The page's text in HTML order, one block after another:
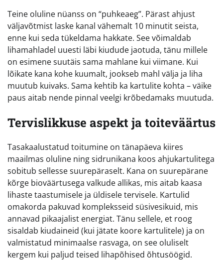
Teine oluline nüanss on “puhkeaeg”. Pärast ahjust
väljavõtmist laske kanal vähemalt 10 minutit seista,
enne kui seda tükeldama hakkate. See võimaldab
lihamahladel uuesti läbi kiudude jaotuda, tänu millele
on esimene suutäis sama mahlane kui viimane. Kui
lõikate kana kohe kuumalt, jookseb mahl välja ja liha
muutub kuivaks. Sama kehtib ka kartulite kohta – väike
paus aitab nende pinnal veelgi krõbedamaks muutuda.
Tervislikkuse aspekt ja toiteväärtus
Tasakaalustatud toitumine on tänapäeva kiires
maailmas oluline ning sidrunikana koos ahjukartulitega
sobitub sellesse suurepäraselt. Kana on suurepärane
kõrge bioväärtusega valkude allikas, mis aitab kaasa
lihaste taastumisele ja üldisele tervisele. Kartulid
omakorda pakuvad kompleksseid süsivesikuid, mis
annavad pikaajalist energiat. Tänu sellele, et roog
sisaldab kiudaineid (kui jätate koore kartulitele) ja on
valmistatud minimaalse rasvaga, on see oluliselt
kergem kui paljud teised lihapõhised õhtusöögid.